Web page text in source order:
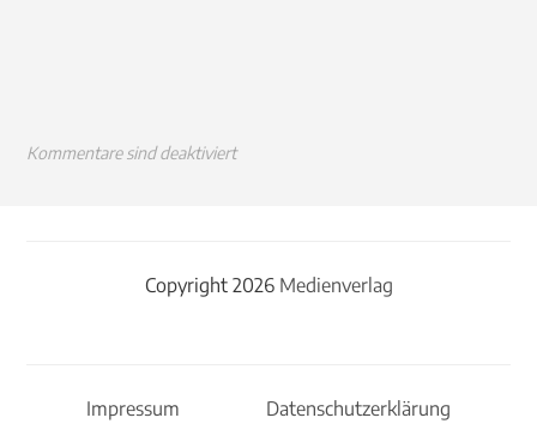
Kommentare sind deaktiviert
Copyright 2026 Medienverlag
Impressum Datenschutzerklärung